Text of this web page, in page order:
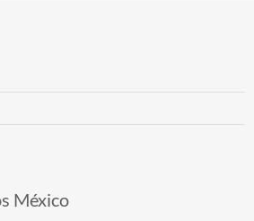
México